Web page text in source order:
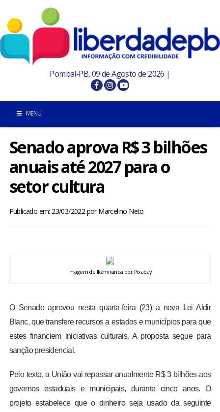
Pombal-PB, 09 de Agosto de 2026 |
MENU
POMBAL E REGIÃO
BRASIL
ENTRETENIMENTO
ENQUETE
FOTOS
Senado aprova R$ 3 bilhões
anuais até 2027 para o
setor cultura
Publicado em: 23/03/2022porMarcelino Neto
Imagem de lkzmiranda por Pixabay
O Senado aprovou nesta quarta-feira (23) a nova Lei Aldir
Blanc, que transfere recursos a estados e municípios para que
estes financiem iniciativas culturais. A proposta segue para
sanção presidencial.
Pelo texto, a União vai repassar anualmente R$ 3 bilhões aos
governos estaduais e municipais, durante cinco anos. O
projeto estabelece que o dinheiro seja usado da seguinte